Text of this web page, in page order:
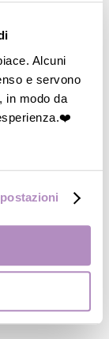
Alcuni
e servono
in modo da